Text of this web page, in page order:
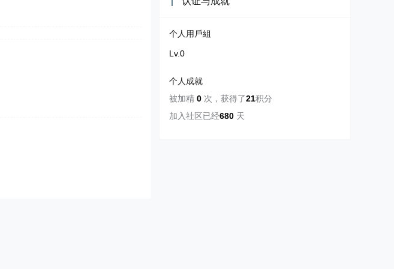
个人用戶組
Lv.0
个人成就
被加精 0 次 ， 获得了21积分
加入社区已经680 天